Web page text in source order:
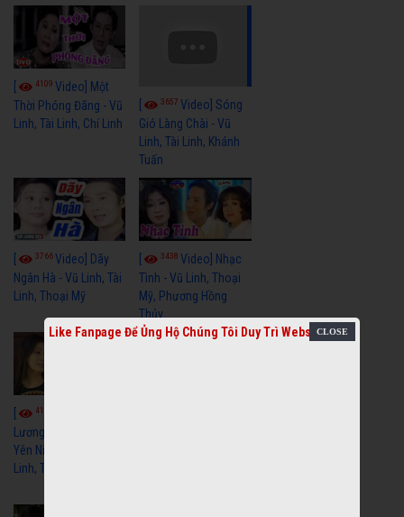
4109 Video] Một
Thời Phóng Đãng - Vũ
Linh, Tài Linh, Chí Linh
3657Video] Sóng
Gió Làng Chài - Vũ
Linh, Tài Linh, Khánh
Tuấn
3766Video] Dãy
Ngân Hà - Vũ Linh, Tài
Linh, Thoại Mỹ
3438Video] Nhạc
Tình - Vũ Linh, Thoại
Mỹ, Phương Hồng
Thủy
4113
Lương Xưa Hãy Ngủ
Yên Niềm Đau - Vũ
Linh, Tài Linh
Like Fanpage Để Ủng Hộ Chúng Tôi Duy Trì Website